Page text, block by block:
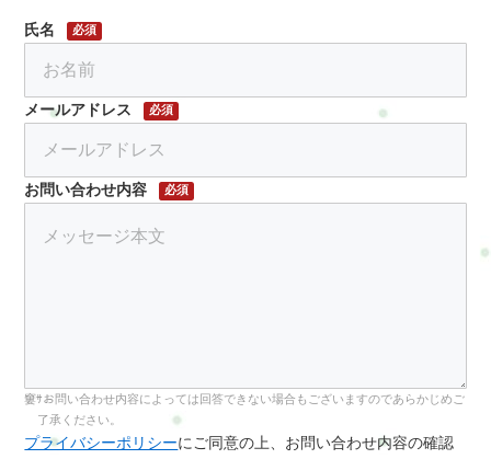
氏名 必須
メールアドレス 必須
お問い合わせ内容 必須
お問い合わせ内容によっては回答できない場合もございますのであらかじめご
了承ください。
プライバシーポリシーにご同意の上、お問い合わせ内容の確認